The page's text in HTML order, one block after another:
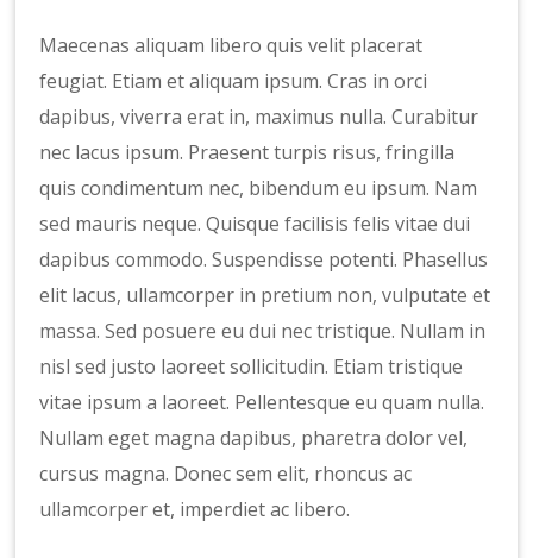
Maecenas aliquam libero quis velit placerat
feugiat. Etiam et aliquam ipsum. Cras in orci
dapibus, viverra erat in, maximus nulla. Curabitur
nec lacus ipsum. Praesent turpis risus, fringilla
quis condimentum nec, bibendum eu ipsum. Nam
sed mauris neque. Quisque facilisis felis vitae dui
dapibus commodo. Suspendisse potenti. Phasellus
elit lacus, ullamcorper in pretium non, vulputate et
massa. Sed posuere eu dui nec tristique. Nullam in
nisl sed justo laoreet sollicitudin. Etiam tristique
vitae ipsum a laoreet. Pellentesque eu quam nulla.
Nullam eget magna dapibus, pharetra dolor vel,
cursus magna. Donec sem elit, rhoncus ac
ullamcorper et, imperdiet ac libero.